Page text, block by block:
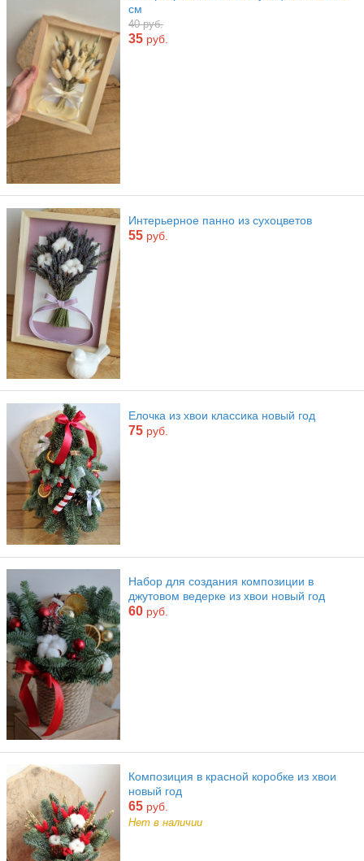
см
40 руб.
35 руб.
Интерьерное панно из сухоцветов
55 руб.
Елочка из хвои классика новый год
75 руб.
Набор для создания композиции в
джутовом ведерке из хвои новый год
60 руб.
Композиция в красной коробке из хвои
новый год
65 руб.
Нет в наличии